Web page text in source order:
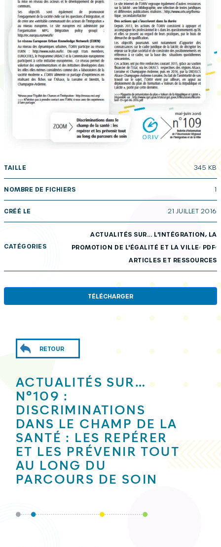
TAILLE 345 KB
NOMBRE DE FICHIERS 1
CRÉÉ LE 21 JUILLET 2016
CATÉGORIES
ACTUALITÉS SUR... L'INTÉGRATION, LA
PROMOTION DE L'ÉGALITÉ ET LA VILLE, PDF,
ARTICLES ET RESSOURCES
TÉLÉCHARGER
RETOUR
ACTUALITÉS SUR…
N°109 :
DISCRIMINATIONS
DANS LE CHAMP DE LA
SANTÉ : LES REPÉRER
ET LES PRÉVENIR TOUT
AU LONG DU
PARCOURS DE SOIN